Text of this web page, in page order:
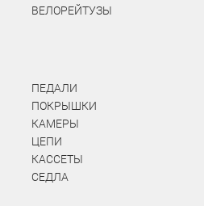
ВЕЛОРЕЙТУЗЫ
ПЕДАЛИ
ПОКРЫШКИ
КАМЕРЫ
ЦЕПИ
КАССЕТЫ
СЕДЛА